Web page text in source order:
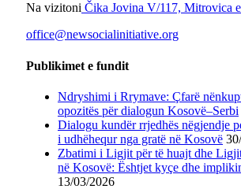
Na vizitoni Čika Jovina V/117, Mitrovica
office@newsocialinitiative.org
Publikimet e fundit
Ndryshimi i Rrymave: Çfarë
opozitës për dialogun Kosovë–Serbi
Dialogu kundër rrjedhës nëgjendje
i udhëhequr nga gratë në Kosovë
Zbatimi i Ligjit për të huajt dhe
në Kosovë: Ështjet kyçe dhe
13/03/2026